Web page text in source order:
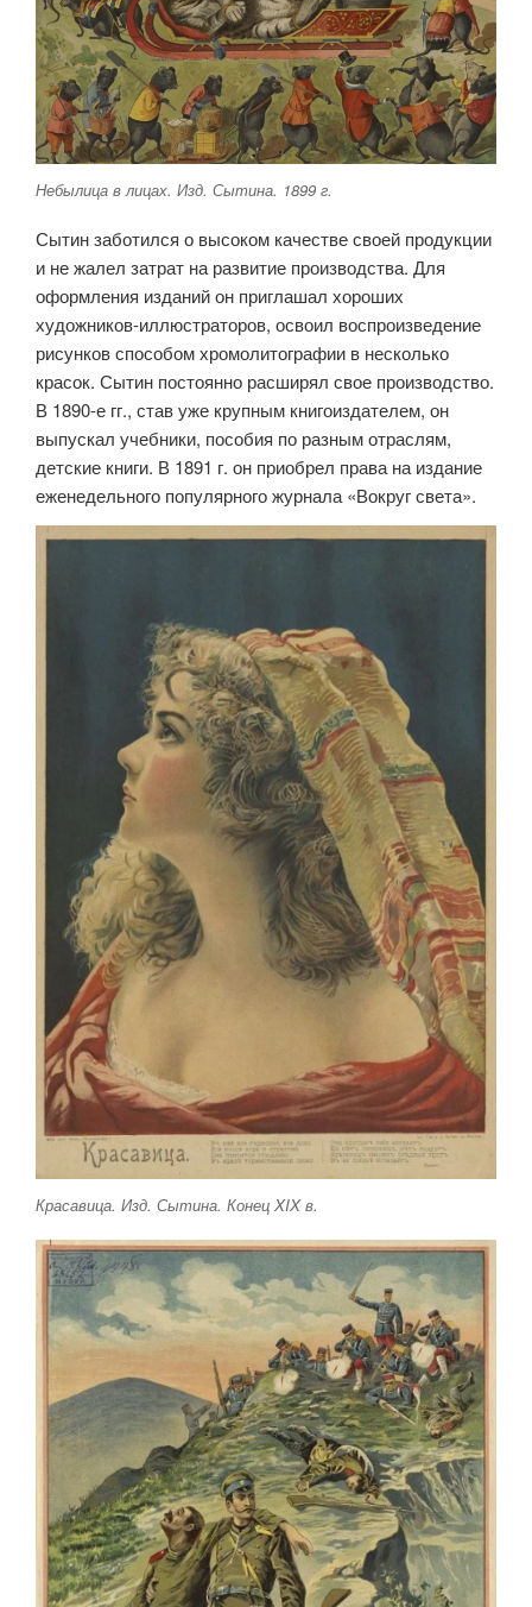
Небылица в лицах. Изд. Сытина. 1899 г.
Сытин заботился о высоком качестве своей продукции
и не жалел затрат на развитие производства. Для
оформления изданий он приглашал хороших
художников-иллюстраторов, освоил воспроизведение
рисунков способом хромолитографии в несколько
красок. Сытин постоянно расширял свое производство.
В 1890-е гг., став уже крупным книгоиздателем, он
выпускал учебники, пособия по разным отраслям,
детские книги. В 1891 г. он приобрел права на издание
еженедельного популярного журнала «Вокруг света».
Красавица. Изд. Сытина. Конец XIX в.